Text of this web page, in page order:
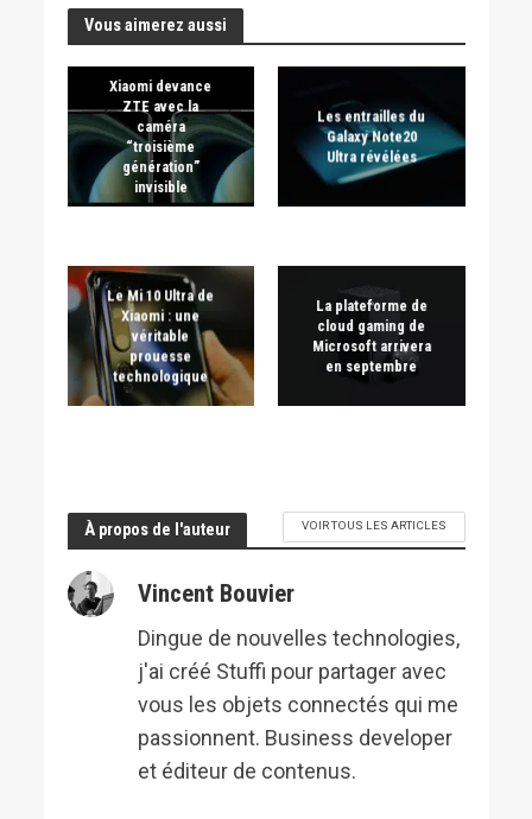
Vous aimerez aussi
Xiaomi devance
ZTE avec la
caméra
“troisième
génération”
invisible
Les entrailles du
Galaxy Note20
Ultra révélées
Le Mi 10 Ultra de
Xiaomi : une
véritable
prouesse
technologique
La plateforme de
cloud gaming de
Microsoft arrivera
en septembre
À propos de l'auteur VOIR TOUS LES ARTICLES
Vincent Bouvier
Dingue de nouvelles technologies,
j'ai créé Stuffi pour partager avec
vous les objets connectés qui me
passionnent. Business developer
et éditeur de contenus.